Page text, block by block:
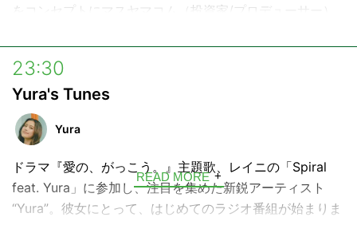
をコンセプトにマスヤマコム（投資家/プロデューサー）
23:30
Yura's Tunes
Yura
ドラマ『愛の、がっこう。』主題歌、レイニの「Spiral
feat. Yura」に参加し、注目を集めた新鋭アーティスト
“Yura”。彼女にとって、はじめてのラジオ番組が始まりま
READ MORE